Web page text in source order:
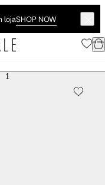
lojaSHOP NOW